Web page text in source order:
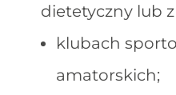
dietetyczny lub
klubach
amatorskich;